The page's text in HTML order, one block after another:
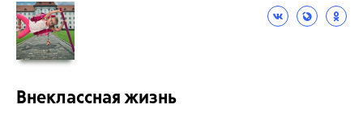
Внеклассная жизнь